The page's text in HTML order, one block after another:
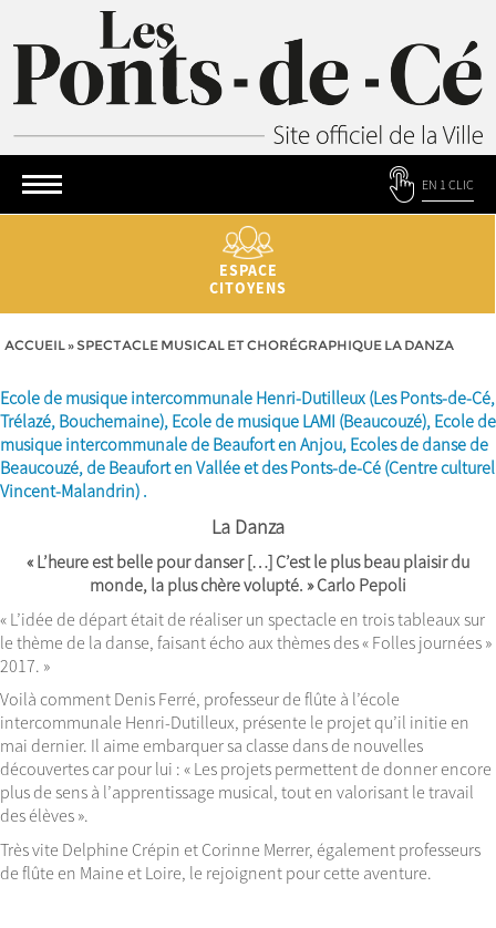
EN 1 CLIC
ESPACE
CITOYENS
ACCUEIL» SPECTACLE MUSICAL ET CHORÉGRAPHIQUE LA DANZA
Ecole de musique intercommunale Henri-Dutilleux (Les Ponts-de-Cé,
Trélazé, Bouchemaine), Ecole de musique LAMI (Beaucouzé), Ecole de
musique intercommunale de Beaufort en Anjou, Ecoles de danse de
Beaucouzé, de Beaufort en Vallée et des Ponts-de-Cé (Centre culturel
Vincent-Malandrin) .
La Danza
« L’heure est belle pour danser […] C’est le plus beau plaisir du
monde, la plus chère volupté. » Carlo Pepoli
« L’idée de départ était de réaliser un spectacle en trois tableaux sur
le thème de la danse, faisant écho aux thèmes des « Folles journées »
2017. »
Voilà comment Denis Ferré, professeur de flûte à l’école
intercommunale Henri-Dutilleux, présente le projet qu’il initie en
mai dernier. Il aime embarquer sa classe dans de nouvelles
découvertes car pour lui : « Les projets permettent de donner encore
plus de sens à l’apprentissage musical, tout en valorisant le travail
des élèves ».
Très vite Delphine Crépin et Corinne Merrer, également professeurs
de flûte en Maine et Loire, le rejoignent pour cette aventure.